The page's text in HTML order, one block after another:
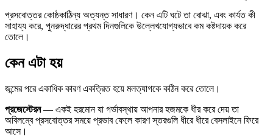
প্রসবোত্তর কোষ্ঠকাঠিন্য অত্যন্ত সাধারণ। কেন এটি ঘটে তা বোঝা, এবং কার্যত কী
সাহায্য করে, পুনরুদ্ধারের প্রথম দিনগুলিকে উল্লেখযোগ্যভাবে কম কষ্টদায়ক করে
তোলে।
কেন এটা হয়
জন্মের পরে একাধিক কারণ একত্রিত হয়ে মলত্যাগকে কঠিন করে তোলে।
প্রজেস্টেরন— একই হরমোন যা গর্ভাবস্থায় আপনার হজমকে ধীর করে দেয় তা
অবিলম্বে প্রসবোত্তর সময়ে প্রভাব ফেলে কারণ স্তরগুলি ধীরে ধীরে বেসলাইনে ফিরে
আসে।